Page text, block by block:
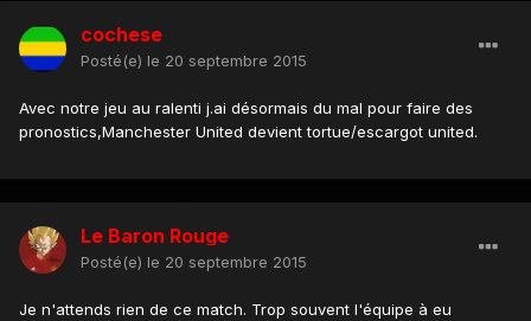
cochese
Posté(e) le 20 septembre 2015
Avec notre jeu au ralenti j.ai désormais du mal pour faire des
pronostics,Manchester United devient tortue/escargot united.
Le Baron Rouge
Posté(e) le 20 septembre 2015
Je n'attends rien de ce match. Trop souvent l'équipe à eu